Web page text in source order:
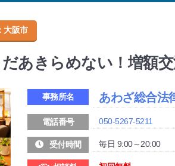
大阪市
あきらめない！増額
事務所名 あわざ総合法
電話番号 050-5267-5211
受付時間 毎日 9:00～20:00